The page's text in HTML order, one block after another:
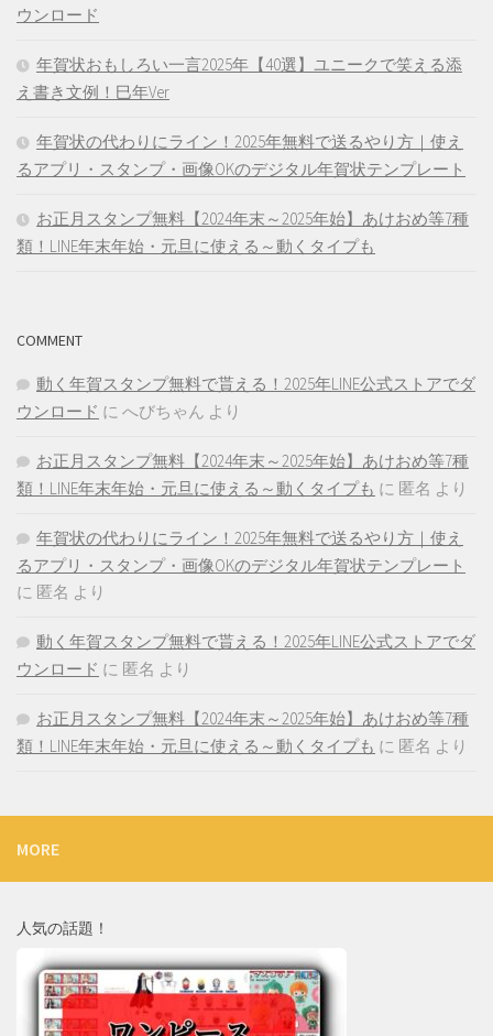
ウンロード
年賀状おもしろい一言2025年【40選】ユニークで笑える添
え書き文例！巳年Ver
年賀状の代わりにライン！2025年無料で送るやり方｜使え
るアプリ・スタンプ・画像OKのデジタル年賀状テンプレート
お正月スタンプ無料【2024年末～2025年始】あけおめ等7種
類！LINE年末年始・元旦に使える～動くタイプも
COMMENT
動く年賀スタンプ無料で貰える！2025年LINE公式ストアでダ
ウンロード に へびちゃん より
お正月スタンプ無料【2024年末～2025年始】あけおめ等7種
類！LINE年末年始・元旦に使える～動くタイプも に 匿名 より
年賀状の代わりにライン！2025年無料で送るやり方｜使え
るアプリ・スタンプ・画像OKのデジタル年賀状テンプレート
に 匿名 より
動く年賀スタンプ無料で貰える！2025年LINE公式ストアでダ
ウンロード に 匿名 より
お正月スタンプ無料【2024年末～2025年始】あけおめ等7種
類！LINE年末年始・元旦に使える～動くタイプも に 匿名 より
MORE
人気の話題！